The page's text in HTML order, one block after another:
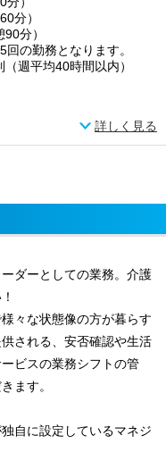
分）
分）
の勤務となります。
週平均40時間以内）
詳しく見る
ダーとしての業務。介護
々な状態像の方が暮らす
される、安否確認や生活
ビスの業務シフトの管
ます。
自に設定しているマネジ